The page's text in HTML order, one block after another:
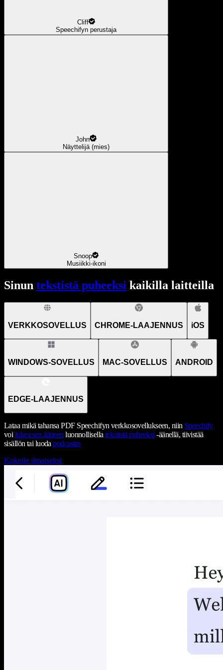
Cliff
Speechifyn perustaja
John
Näyttelijä (mies)
Snoop
Musiikki-ikoni
Sinun tekstistä puheeksi kaikilla laitteilla
VERKKOSOVELLUS CHROME-LAAJENNUS iOS
WINDOWS-SOVELLUS MAC-SOVELLUS ANDROID
EDGE-LAAJENNUS
Lataa mikä tahansa PDF Speechifyn verkkosovellukseen, niin Speechify
voi lukea sen ääneen luonnollisella tekstistä puheeksi -äänellä, tiivistää
sisällön tai luodapodcastin
Kokeile ilmaiseksi